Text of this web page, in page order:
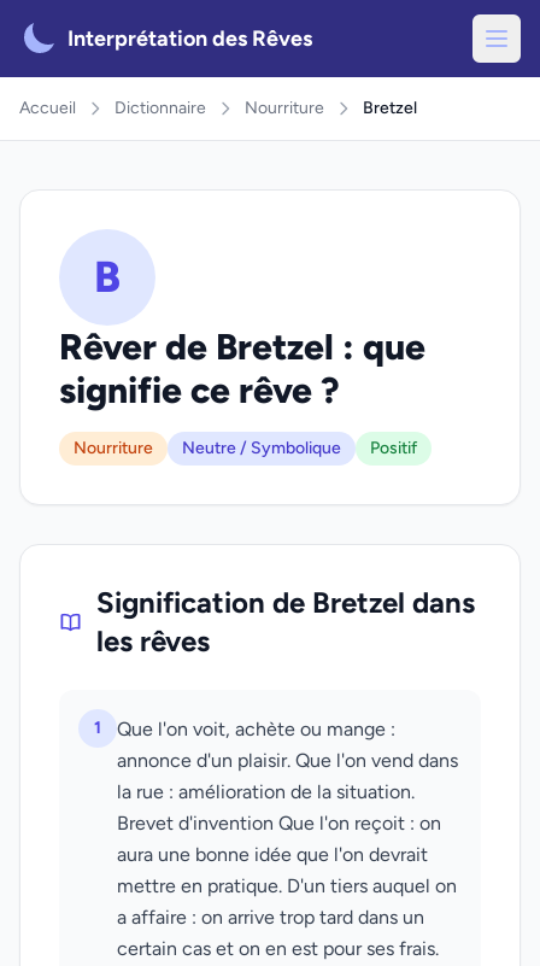
Interprétation des Rêves
Accueil Dictionnaire Nourriture Bretzel
B
Rêver de Bretzel : que
signifie ce rêve ?
Nourriture Neutre / Symbolique Positif
Signification de Bretzel dans
les rêves
1
Que l'on voit, achète ou mange :
annonce d'un plaisir. Que l'on vend dans
la rue : amélioration de la situation.
Brevet d'invention Que l'on reçoit : on
aura une bonne idée que l'on devrait
mettre en pratique. D'un tiers auquel on
a affaire : on arrive trop tard dans un
certain cas et on en est pour ses frais.